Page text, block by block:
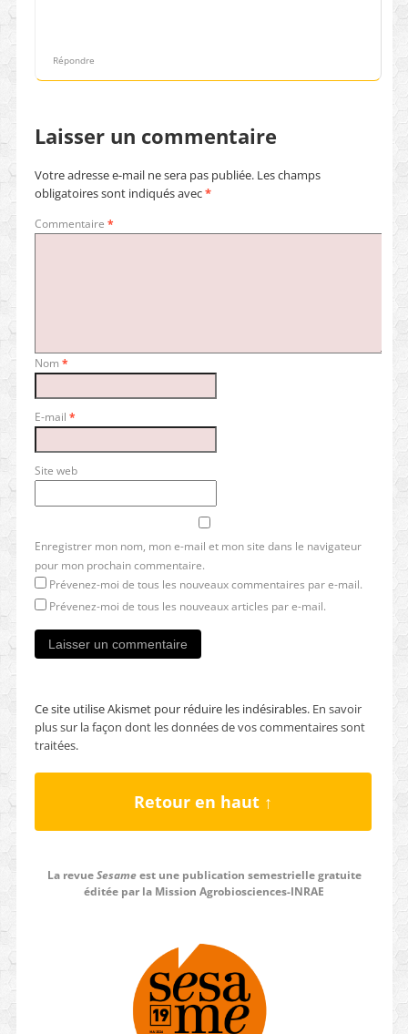
Répondre
Laisser un commentaire
Votre adresse e-mail ne sera pas publiée. Les champs
obligatoires sont indiqués avec*
Commentaire *
Nom *
E-mail *
Site web
Enregistrer mon nom, mon e-mail et mon site dans le navigateur
pour mon prochain commentaire.
Prévenez-moi de tous les nouveaux commentaires par e-mail.
Prévenez-moi de tous les nouveaux articles par e-mail.
Ce site utilise Akismet pour réduire les indésirables. En savoir
plus sur la façon dont les données de vos commentaires sont
traitées.
Retour en haut ↑
La revueSesameest une publication semestrielle gratuite
éditée par la Mission Agrobiosciences-INRAE